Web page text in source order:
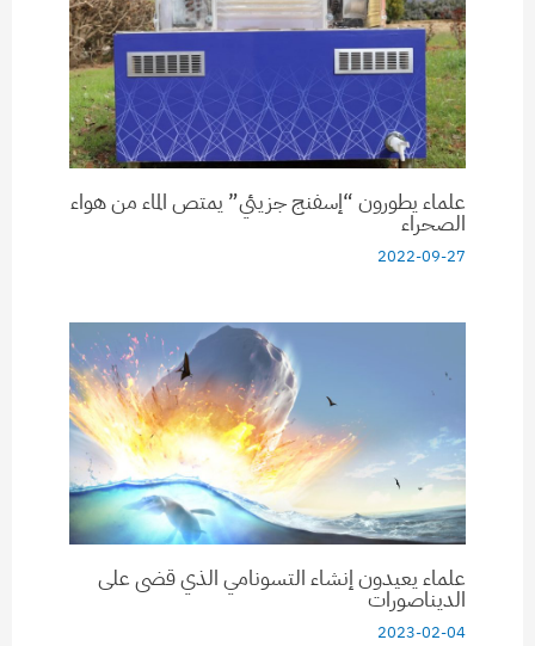
علماء يطورون “إسفنج جزيئي” يمتص الماء من هواء
الصحراء
2022-09-27
علماء يعيدون إنشاء التسونامي الذي قضى على
الديناصورات
2023-02-04